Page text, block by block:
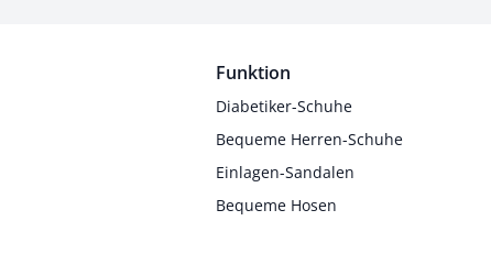
Funktion
Diabetiker-Schuhe
Bequeme Herren-Schuhe
Einlagen-Sandalen
Bequeme Hosen